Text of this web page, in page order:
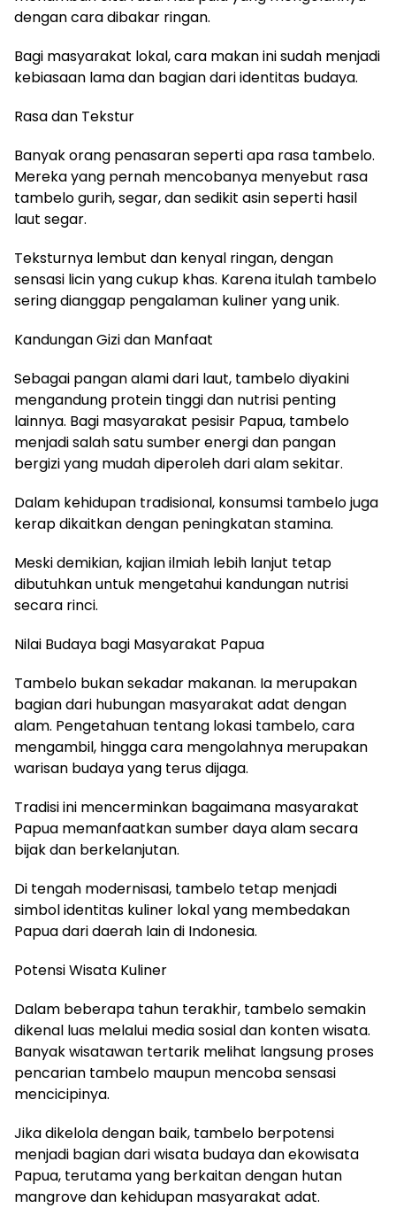
dengan cara dibakar ringan.
Bagi masyarakat lokal, cara makan ini sudah menjadi
kebiasaan lama dan bagian dari identitas budaya.
Rasa dan Tekstur
Banyak orang penasaran seperti apa rasa tambelo.
Mereka yang pernah mencobanya menyebut rasa
tambelo gurih, segar, dan sedikit asin seperti hasil
laut segar.
Teksturnya lembut dan kenyal ringan, dengan
sensasi licin yang cukup khas. Karena itulah tambelo
sering dianggap pengalaman kuliner yang unik.
Kandungan Gizi dan Manfaat
Sebagai pangan alami dari laut, tambelo diyakini
mengandung protein tinggi dan nutrisi penting
lainnya. Bagi masyarakat pesisir Papua, tambelo
menjadi salah satu sumber energi dan pangan
bergizi yang mudah diperoleh dari alam sekitar.
Dalam kehidupan tradisional, konsumsi tambelo juga
kerap dikaitkan dengan peningkatan stamina.
Meski demikian, kajian ilmiah lebih lanjut tetap
dibutuhkan untuk mengetahui kandungan nutrisi
secara rinci.
Nilai Budaya bagi Masyarakat Papua
Tambelo bukan sekadar makanan. Ia merupakan
bagian dari hubungan masyarakat adat dengan
alam. Pengetahuan tentang lokasi tambelo, cara
mengambil, hingga cara mengolahnya merupakan
warisan budaya yang terus dijaga.
Tradisi ini mencerminkan bagaimana masyarakat
Papua memanfaatkan sumber daya alam secara
bijak dan berkelanjutan.
Di tengah modernisasi, tambelo tetap menjadi
simbol identitas kuliner lokal yang membedakan
Papua dari daerah lain di Indonesia.
Potensi Wisata Kuliner
Dalam beberapa tahun terakhir, tambelo semakin
dikenal luas melalui media sosial dan konten wisata.
Banyak wisatawan tertarik melihat langsung proses
pencarian tambelo maupun mencoba sensasi
mencicipinya.
Jika dikelola dengan baik, tambelo berpotensi
menjadi bagian dari wisata budaya dan ekowisata
Papua, terutama yang berkaitan dengan hutan
mangrove dan kehidupan masyarakat adat.